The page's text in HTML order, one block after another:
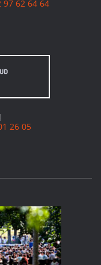
97 62 64 64
26 05